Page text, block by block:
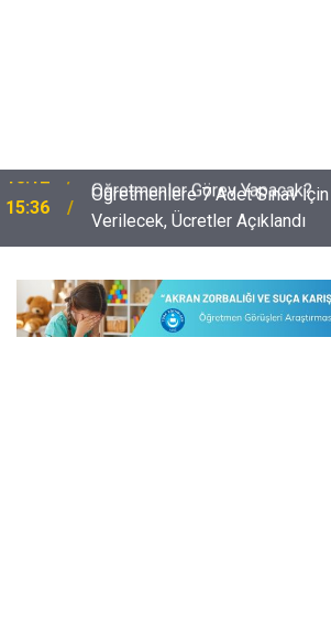
15:36
Öğretmenlere 7 Adet Sınav
Verilecek, Ücretler Açıklandı